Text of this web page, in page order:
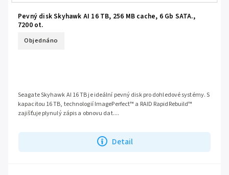
Pevný disk Skyhawk AI 16 TB, 256 MB cache, 6 Gb SATA.,
7200 ot.
Objednáno
Detail
Seagate Skyhawk AI 16 TB je ideální pevný disk pro dohledové systémy. S
kapacitou 16 TB, technologií ImagePerfect™ a RAID RapidRebuild™
zajišťuje plynulý zápis a obnovu dat....